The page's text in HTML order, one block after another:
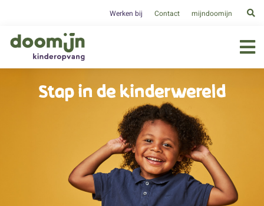
Werken bij Contact mijndoomijn
Stap in de kinderwereld